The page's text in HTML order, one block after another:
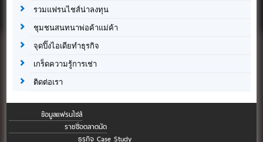
รวมแฟรนไชส์น่าลงทุน
ชุมชนสนทนาพ่อค้าแม่ค้า
จุดปิ๊งไอเดียทำธุรกิจ
เกร็ดความรู้การเช่า
ติดต่อเรา
ข้อมูลแฟรนไชส์
รายชื่อตลาดนัด
ธุรกิจ Case Study